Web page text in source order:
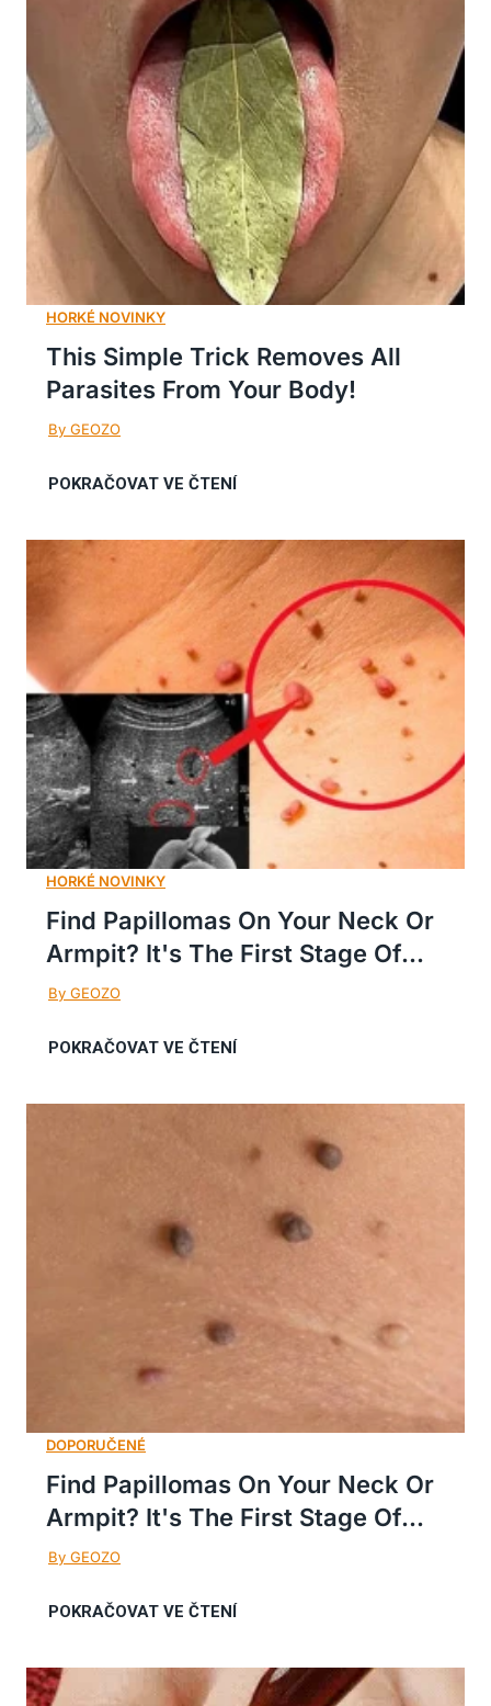
This Simple Trick Removes All
Parasites From Your Body!
Find Papillomas On Your Neck Or
Armpit? It's The First Stage Of...
Find Papillomas On Your Neck Or
Armpit? It's The First Stage Of...